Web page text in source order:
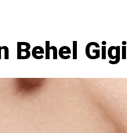
Behel Gigi